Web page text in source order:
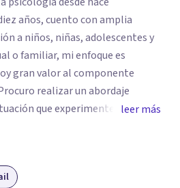
años, cuento con amplia
a niños, niñas, adolescentes y
o familiar, mi enfoque es
gran valor al componente
realizar un abordaje
que experimenten mis
una comprensión que favorezca
significativo y potencializar así
en pro de la solución y el
leer más